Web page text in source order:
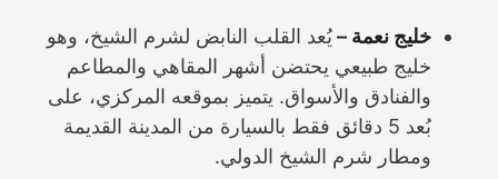
خليج نعمة –يُعد القلب النابض لشرم الشيخ، وهو
خليج طبيعي يحتضن أشهر المقاهي والمطاعم
والفنادق والأسواق. يتميز بموقعه المركزي، على
بُعد 5 دقائق فقط بالسيارة من المدينة القديمة
ومطار شرم الشيخ الدولي.